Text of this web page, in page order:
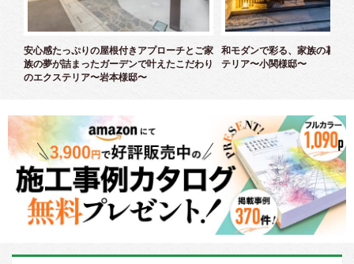
安心感たっぷりの屋根付きアプローチとご家
族の夢が詰まったガーデンで叶えたこだわり
のエクステリア〜岩本様邸〜
和モダンで彩る、家族の暮ら
テリア〜小関様邸〜